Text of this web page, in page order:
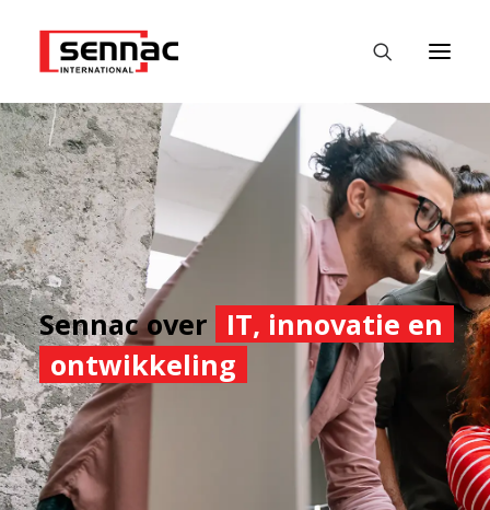
HOME
WERKGEVERS
WERKZOEKENDE
FASTEST
DATALABS
NIEUWS
CONTACT
NEDERLANDS
Sennac over IT, innovatie en
ontwikkeling